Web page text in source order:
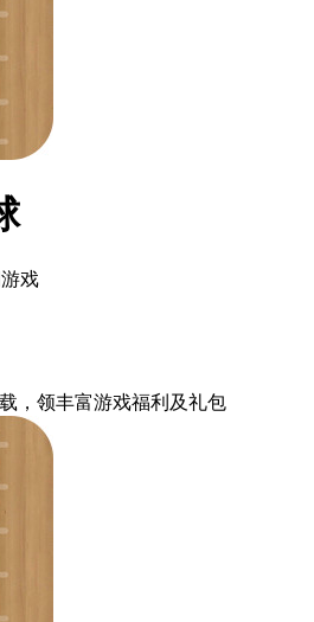
戏
，领丰富游戏福利 及礼包